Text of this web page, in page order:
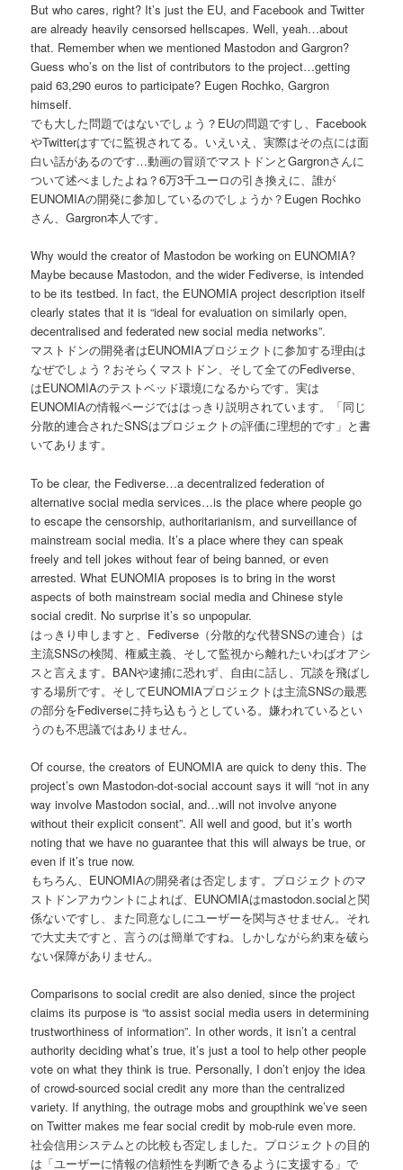
But who cares, right? It’s just the EU, and Facebook and Twitter
are already heavily censorsed hellscapes. Well, yeah…about
that. Remember when we mentioned Mastodon and Gargron?
Guess who’s on the list of contributors to the project…getting
paid 63,290 euros to participate? Eugen Rochko, Gargron
himself.
でも大した問題ではないでしょう？EUの問題ですし、Facebook
やTwitterはすでに監視されてる。いえいえ、実際はその点には面
白い話があるのです…動画の冒頭でマストドンとGargronさんに
ついて述べましたよね？6万3千ユーロの引き換えに、誰が
EUNOMIAの開発に参加しているのでしょうか？Eugen Rochko
さん、Gargron本人です。
Why would the creator of Mastodon be working on EUNOMIA?
Maybe because Mastodon, and the wider Fediverse, is intended
to be its testbed. In fact, the EUNOMIA project description itself
clearly states that it is “ideal for evaluation on similarly open,
decentralised and federated new social media networks”.
マストドンの開発者はEUNOMIAプロジェクトに参加する理由は
なぜでしょう？おそらくマストドン、そして全てのFediverse、
はEUNOMIAのテストベッド環境になるからです。実は
EUNOMIAの情報ページでははっきり説明されています。「同じ
分散的連合されたSNSはプロジェクトの評価に理想的です」と書
いてあります。
To be clear, the Fediverse…a decentralized federation of
alternative social media services…is the place where people go
to escape the censorship, authoritarianism, and surveillance of
mainstream social media. It’s a place where they can speak
freely and tell jokes without fear of being banned, or even
arrested. What EUNOMIA proposes is to bring in the worst
aspects of both mainstream social media and Chinese style
social credit. No surprise it’s so unpopular.
はっきり申しますと、Fediverse（分散的な代替SNSの連合）は
主流SNSの検閲、権威主義、そして監視から離れたいわばオアシ
スと言えます。BANや逮捕に恐れず、自由に話し、冗談を飛ばし
する場所です。そしてEUNOMIAプロジェクトは主流SNSの最悪
の部分をFediverseに持ち込もうとしている。嫌われているとい
うのも不思議ではありません。
Of course, the creators of EUNOMIA are quick to deny this. The
project’s own Mastodon-dot-social account says it will “not in any
way involve Mastodon social, and…will not involve anyone
without their explicit consent”. All well and good, but it’s worth
noting that we have no guarantee that this will always be true, or
even if it’s true now.
もちろん、EUNOMIAの開発者は否定します。プロジェクトのマ
ストドンアカウントによれば、EUNOMIAはmastodon.socialと関
係ないですし、また同意なしにユーザーを関与させません。それ
で大丈夫ですと、言うのは簡単ですね。しかしながら約束を破ら
ない保障がありません。
Comparisons to social credit are also denied, since the project
claims its purpose is “to assist social media users in determining
trustworthiness of information”. In other words, it isn’t a central
authority deciding what’s true, it’s just a tool to help other people
vote on what they think is true. Personally, I don’t enjoy the idea
of crowd-sourced social credit any more than the centralized
variety. If anything, the outrage mobs and groupthink we’ve seen
on Twitter makes me fear social credit by mob-rule even more.
社会信用システムとの比較も否定しました。プロジェクトの目的
は「ユーザーに情報の信頼性を判断できるように支援する」で